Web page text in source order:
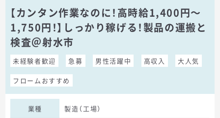
【カンタン作業なのに！高時給1,400円～
1,750円！】しっかり稼げる！製品の運搬と
検査＠射水市
未経験者歓迎 急募 男性活躍中 高収入 大人気
フロームおすすめ
業種 製造（工場）